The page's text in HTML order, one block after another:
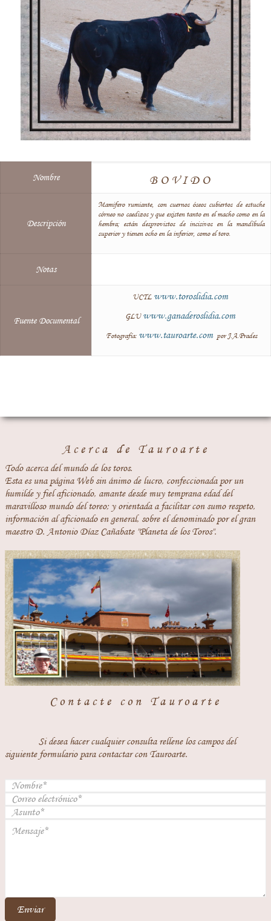
Nombre BOVIDO
Descripción
Mamifero rumiante, con cuernos óseos cubiertos de estuche
córneo no caedizos y que existen tanto en el macho como en la
hembra; están desprovistos de incisivos en la mandíbula
superior y tienen ocho en la inferior, como el toro.
Notas
Fuente Documental
UCTL www.toroslidia.com
GLU www.ganaderoslidia.com
Fotografía: www.tauroarte.compor J.A.Prades
Acerca de Tauroarte
Todo acerca del mundo de los toros.
Esta es una página Web sin ánimo de lucro, confeccionada por un
humilde y fiel aficionado, amante desde muy temprana edad del
maravilloso mundo del toreo; y orientada a facilitar con sumo respeto,
información al aficionado en general, sobre el denominado por el gran
maestro D. Antonio Díaz Cañabate "Planeta de los Toros".
Contacte con Tauroarte
Si desea hacer cualquier consulta rellene los campos del
siguiente formulario para contactar con Tauroarte.
Enviar